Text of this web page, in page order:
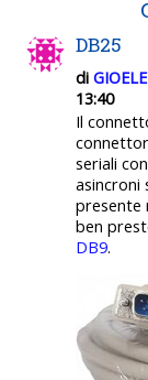
DB25
di
13:40
Il
seriali
asincroni
presente
ben
DB9.